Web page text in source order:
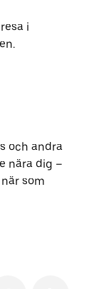
i
och andra
nära dig –
som